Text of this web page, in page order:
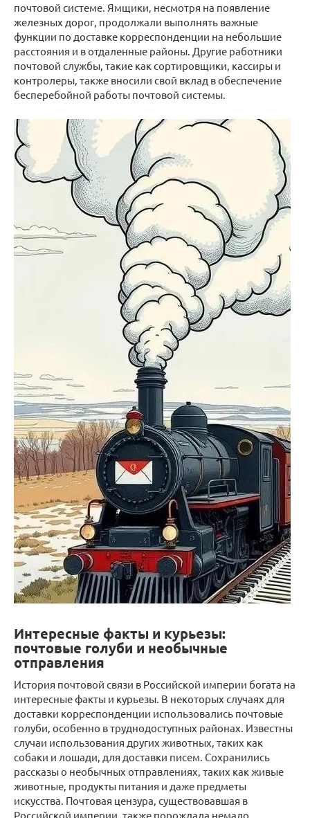
почтовой системе. Ямщики, несмотря на появление
железных дорог, продолжали выполнять важные
функции по доставке корреспонденции на небольшие
расстояния и в отдаленные районы. Другие работники
почтовой службы, такие как сортировщики, кассиры и
контролеры, также вносили свой вклад в обеспечение
бесперебойной работы почтовой системы.
Интересные факты и курьезы:
почтовые голуби и необычные
отправления
История почтовой связи в Российской империи богата на
интересные факты и курьезы. В некоторых случаях для
доставки корреспонденции использовались почтовые
голуби, особенно в труднодоступных районах. Известны
случаи использования других животных, таких как
собаки и лошади, для доставки писем. Сохранились
рассказы о необычных отправлениях, таких как живые
животные, продукты питания и даже предметы
искусства. Почтовая цензура, существовавшая в
Российской империи, также порождала немало